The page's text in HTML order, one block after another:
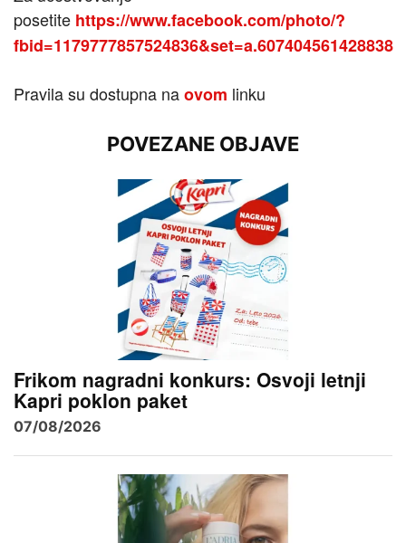
posetite https://www.facebook.com/photo/?
fbid=1179777857524836&set=a.607404561428838
Pravila su dostupna naovom linku
POVEZANE OBJAVE
Frikom nagradni konkurs: Osvoji letnji
Kapri poklon paket
07/08/2026